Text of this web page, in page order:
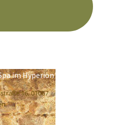
im Hyperion
16, 01067